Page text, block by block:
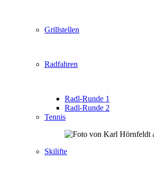
Grillstellen
Radfahren
Radl-Runde 1
Radl-Runde 2
Tennis
Skilifte